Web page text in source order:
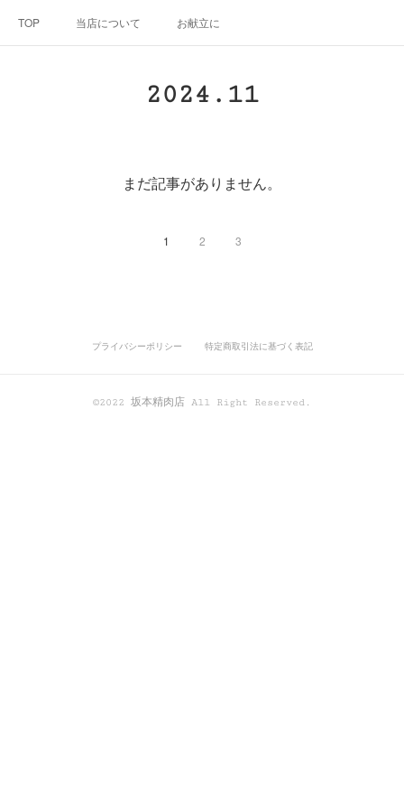
TOP 当店について お献立に
2024 . 11
まだ記事がありません。
1 2 3
プライバシーポリシー 特定商取引法に基づく表記
©2022 坂本精肉店 All Right Reserved.